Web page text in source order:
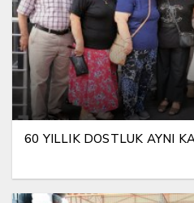
60 YILLIK DOSTLUK AYNI